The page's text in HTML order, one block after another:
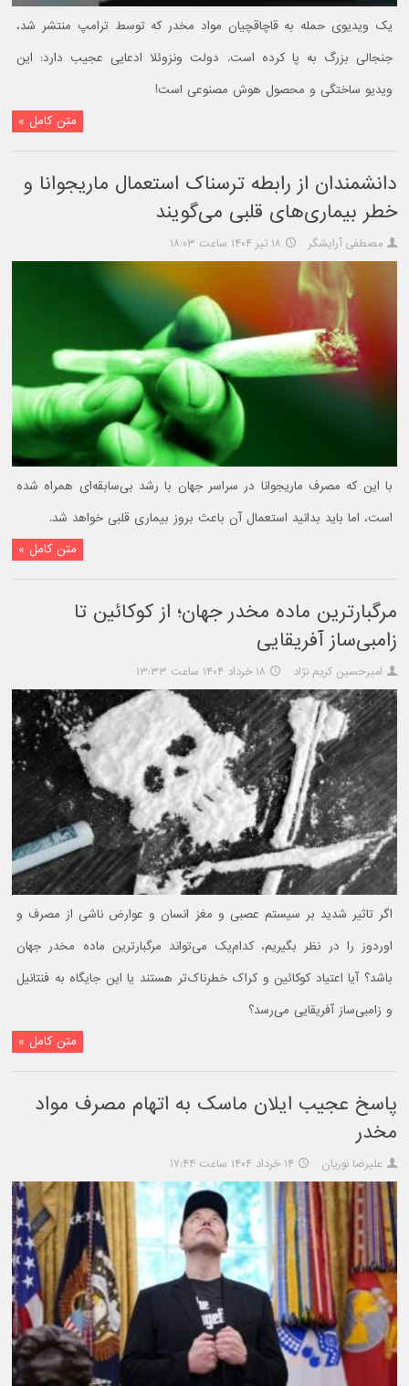
یک ویدیوی حمله به قاچاقچیان مواد مخدر که توسط ترامپ منتشر شد،
جنجالی بزرگ به پا کرده است. دولت ونزوئلا ادعایی عجیب دارد: این
ویدیو ساختگی و محصول هوش مصنوعی است!
متن کامل »
دانشمندان از رابطه ترسناک استعمال ماریجوانا و
خطر بیماری‌های قلبی می‌گویند
مصطفی آرایشگر ۱۸ تیر ۱۴۰۴ ساعت ۱۸:۰۳
با این که مصرف ماریجوانا در سراسر جهان با رشد بی‌سابقه‌ای همراه شده
است، اما باید بدانید استعمال آن باعث بروز بیماری قلبی خواهد شد.
متن کامل »
مرگبارترین ماده مخدر جهان؛ از کوکائین تا
زامبی‌ساز آفریقایی
امیرحسین کریم نژاد ۱۸ خرداد ۱۴۰۴ ساعت ۱۳:۳۳
اگر تاثیر شدید بر سیستم عصبی و مغز انسان و عوارض ناشی از مصرف و
اوردوز را در نظر بگیریم، کدام‌یک می‌تواند مرگبارترین ماده مخدر جهان
باشد؟ آیا اعتیاد کوکائین و کراک خطرناک‌تر هستند یا این جایگاه به فنتانیل
و زامبی‌ساز آفریقایی می‌رسد؟
متن کامل »
پاسخ عجیب ایلان ماسک به اتهام مصرف مواد
مخدر
علیرضا نوریان ۱۴ خرداد ۱۴۰۴ ساعت ۱۷:۴۴